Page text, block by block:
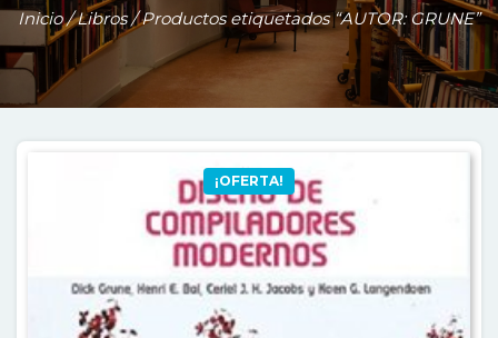
Inicio/Libros/ Productos etiquetados “AUTOR: GRUNE”
¡OFERTA!